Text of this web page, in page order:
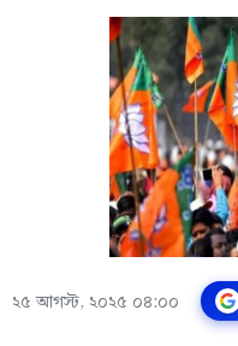
২৫ আগস্ট, ২০২৫ ০৪:০০